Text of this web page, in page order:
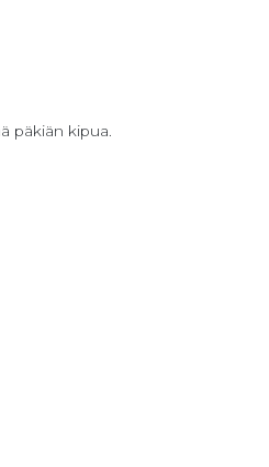
päkiän kipua.